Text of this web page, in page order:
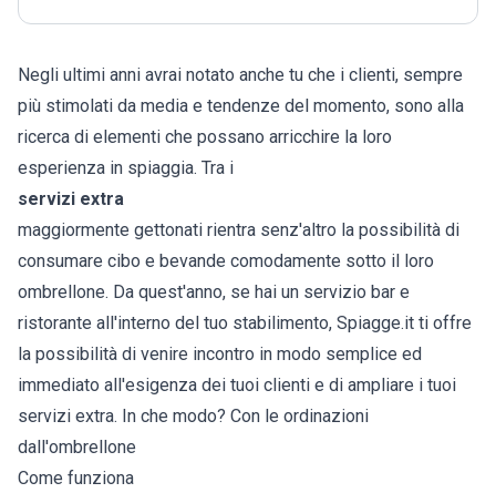
Negli ultimi anni avrai notato anche tu che i clienti, sempre
più stimolati da media e tendenze del momento, sono alla
ricerca di elementi che possano arricchire la loro
esperienza in spiaggia. Tra i
servizi extra
maggiormente gettonati rientra senz'altro la possibilità di
consumare cibo e bevande comodamente sotto il loro
ombrellone. Da quest'anno, se hai un servizio bar e
ristorante all'interno del tuo stabilimento, Spiagge.it ti offre
la possibilità di venire incontro in modo semplice ed
immediato all'esigenza dei tuoi clienti e di ampliare i tuoi
servizi extra. In che modo? Con le ordinazioni
dall'ombrellone
Come funziona